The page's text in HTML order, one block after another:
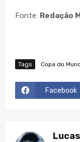
Fonte: Redação
Tags Copa do
Facebook